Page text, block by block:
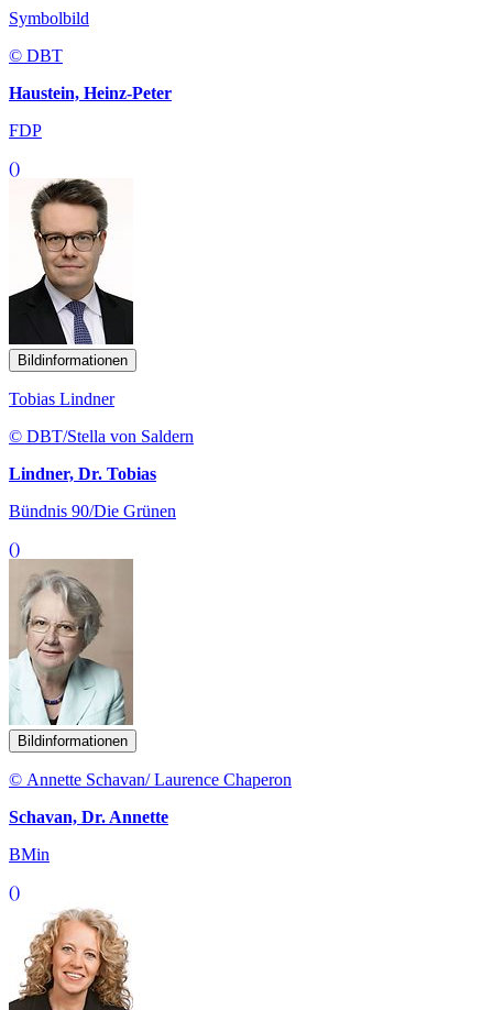
Symbolbild
© DBT
Haustein, Heinz-Peter
FDP
()
Bildinformationen
Tobias Lindner
© DBT/Stella von Saldern
Lindner, Dr. Tobias
Bündnis 90/Die Grünen
()
Bildinformationen
© Annette Schavan/ Laurence Chaperon
Schavan, Dr. Annette
BMin
()